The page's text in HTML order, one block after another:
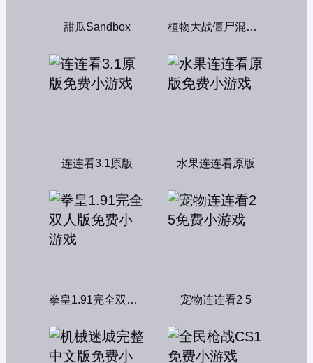
甜瓜Sandbox 植物大战僵尸混合版
连连看3.1原版 水果连连看原版
拳皇1.91完全双人版 宠物连连看2 5